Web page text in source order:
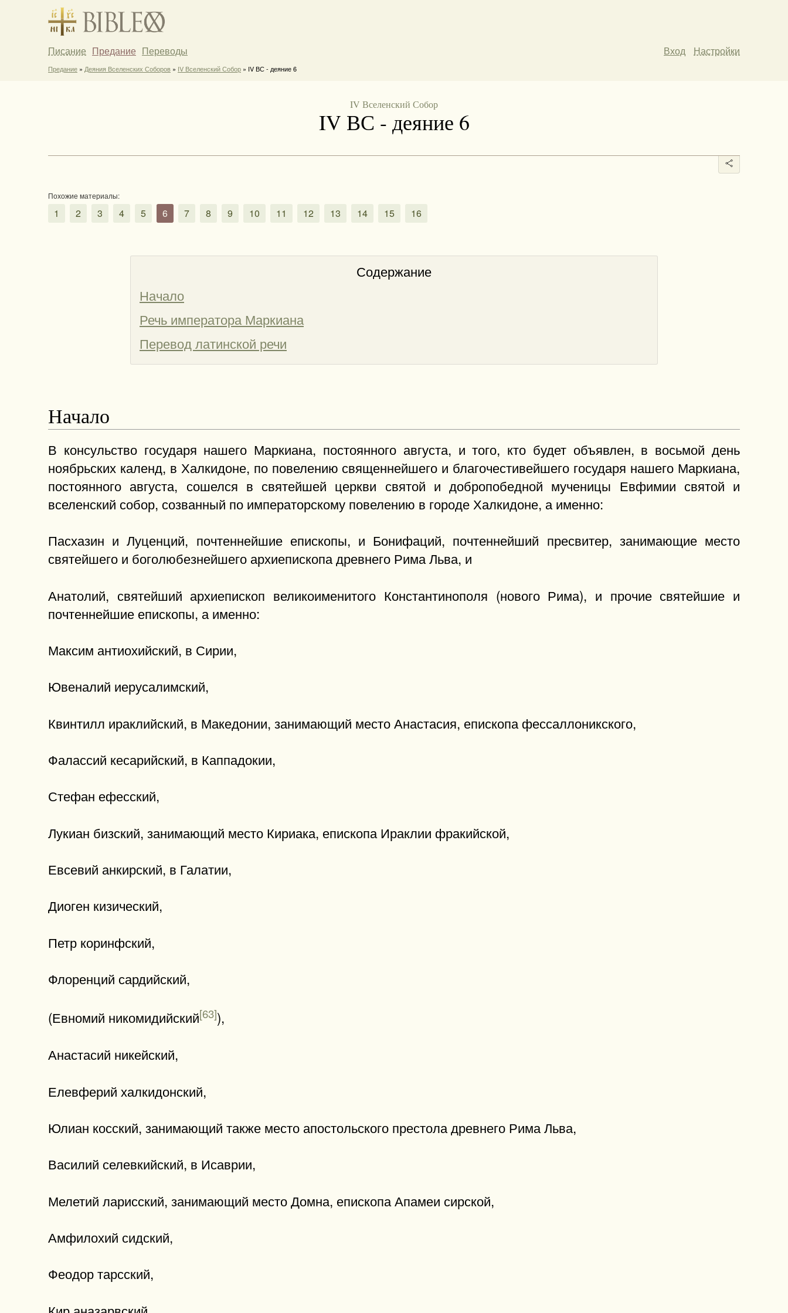
Писание Предание Переводы Вход Настройки
Предание » Деяния Вселенских Соборов » IV Вселенский Собор » IV ВС - деяние 6
IV Вселенский Собор
IV ВС - деяние 6
Похожие материалы:
1 2 3 4 5 6 7 8 9 10 11 12 13 14 15 16
Содержание
Начало
Речь императора Маркиана
Перевод латинской речи
Начало
В консульство государя нашего Маркиана, постоянного августа, и того, кто будет объявлен, в восьмой день
ноябрьских календ, в Халкидоне, по повелению священнейшего и благочестивейшего государя нашего Маркиана,
постоянного августа, сошелся в святейшей церкви святой и добропобедной мученицы Евфимии святой и
вселенский собор, созванный по императорскому повелению в городе Халкидоне, а именно:
Пасхазин и Луценций, почтеннейшие епископы, и Бонифаций, почтеннейший пресвитер, занимающие место
святейшего и боголюбезнейшего архиепископа древнего Рима Льва, и
Анатолий, святейший архиепископ великоименитого Константинополя (нового Рима), и прочие святейшие и
почтеннейшие епископы, а именно:
Максим антиохийский, в Сирии,
Ювеналий иерусалимский,
Квинтилл ираклийский, в Македонии, занимающий место Анастасия, епископа фессаллоникского,
Фалассий кесарийский, в Каппадокии,
Стефан ефесский,
Лукиан бизский, занимающий место Кириака, епископа Ираклии фракийской,
Евсевий анкирский, в Галатии,
Диоген кизический,
Петр коринфский,
Флоренций сардийский,
(Евномий никомидийский[63]),
Анастасий никейский,
Елевферий халкидонский,
Юлиан косский, занимающий также место апостольского престола древнего Рима Льва,
Василий селевкийский, в Исаврии,
Мелетий ларисский, занимающий место Домна, епископа Апамеи сирской,
Амфилохий сидский,
Феодор тарсский,